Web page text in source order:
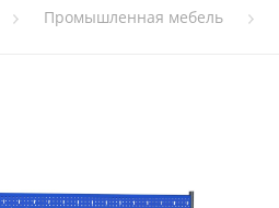
Промышленная мебель